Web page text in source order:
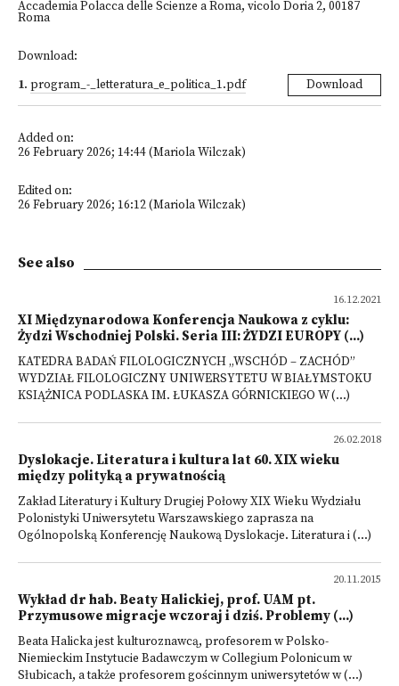
Accademia Polacca delle Scienze a Roma, vicolo Doria 2, 00187
Roma
Download:
1. program_-_letteratura_e_politica_1.pdf Download
Added on:
26 February 2026; 14:44 (Mariola Wilczak)
Edited on:
26 February 2026; 16:12 (Mariola Wilczak)
See also
16.12.2021
XI Międzynarodowa Konferencja Naukowa z cyklu:
Żydzi Wschodniej Polski. Seria III: ŻYDZI EUROPY (...)
KATEDRA BADAŃ FILOLOGICZNYCH „WSCHÓD – ZACHÓD”
WYDZIAŁ FILOLOGICZNY UNIWERSYTETU W BIAŁYMSTOKU
KSIĄŻNICA PODLASKA IM. ŁUKASZA GÓRNICKIEGO W (...)
26.02.2018
Dyslokacje. Literatura i kultura lat 60. XIX wieku
między polityką a prywatnością
Zakład Literatury i Kultury Drugiej Połowy XIX Wieku Wydziału
Polonistyki Uniwersytetu Warszawskiego zaprasza na
Ogólnopolską Konferencję Naukową Dyslokacje. Literatura i (...)
20.11.2015
Wykład dr hab. Beaty Halickiej, prof. UAM pt.
Przymusowe migracje wczoraj i dziś. Problemy (...)
Beata Halicka jest kulturoznawcą, profesorem w Polsko-
Niemieckim Instytucie Badawczym w Collegium Polonicum w
Słubicach, a także profesorem gościnnym uniwersytetów w (...)